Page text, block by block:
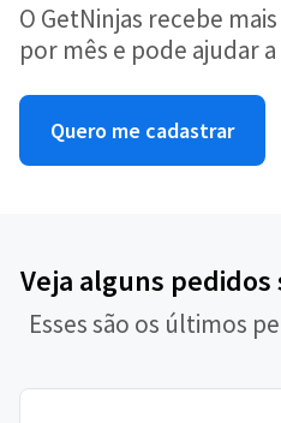
O GetNinjas recebe
por mês e pode ajudar
Quero me cadastrar
Veja alguns pedidos
Esses são os últimos